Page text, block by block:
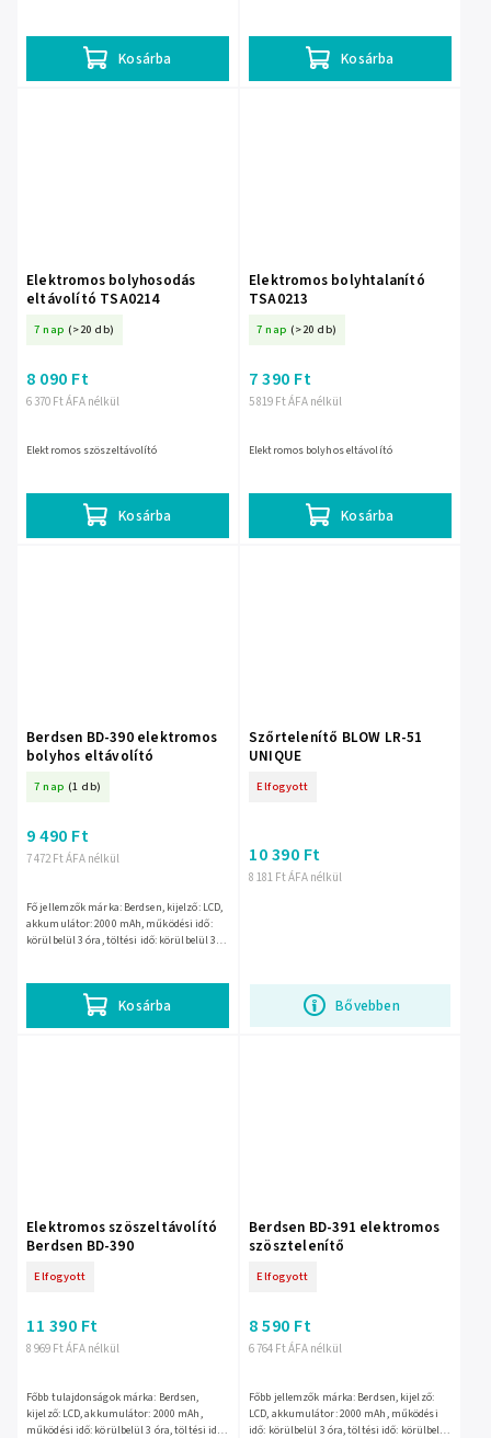
Kosárba Kosárba
Elektromos bolyhosodás
eltávolító TSA0214
7 nap (>20 db)
6 370 Ft ÁFA nélkül
8 090 Ft
Kosárba
Elektromos szöszeltávolító
Elektromos bolyhtalanító
TSA0213
7 nap (>20 db)
5 819 Ft ÁFA nélkül
7 390 Ft
Kosárba
Elektromos bolyhos eltávolító
Berdsen BD-390 elektromos
bolyhos eltávolító
7 nap (1 db)
7 472 Ft ÁFA nélkül
9 490 Ft
Kosárba
Fő jellemzők márka: Berdsen, kijelző: LCD,
akkumulátor: 2000 mAh, működési idő:
körülbelül 3 óra, töltési idő: körülbelül 3
Szőrtelenítő BLOW LR-51
UNIQUE
Elfogyott
8 181 Ft ÁFA nélkül
10 390 Ft
Bővebben
Elektromos szöszeltávolító
Berdsen BD-390
Elfogyott
8 969 Ft ÁFA nélkül
11 390 Ft
Főbb tulajdonságok márka: Berdsen,
kijelző: LCD, akkumulátor: 2000 mAh,
működési idő: körülbelül 3 óra, töltési idő:
Berdsen BD-391 elektromos
szösztelenítő
Elfogyott
6 764 Ft ÁFA nélkül
8 590 Ft
Főbb jellemzők márka: Berdsen, kijelző:
LCD, akkumulátor: 2000 mAh, működési
idő: körülbelül 3 óra, töltési idő: körülbelül